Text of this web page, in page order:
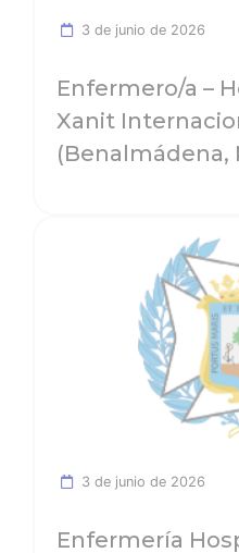
3 de junio de 2026
Enfermero/a –
Xanit
(Benalmádena,
3 de junio de 2026
Enfermería